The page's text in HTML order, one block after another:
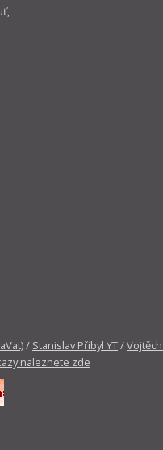
/ Stanislav Přibyl YT/
naleznete zde